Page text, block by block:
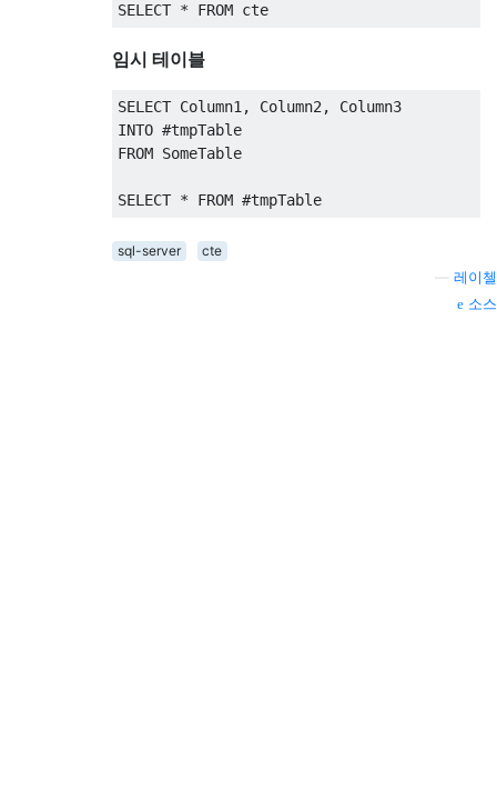
SELECT * FROM cte
임시 테이블
SELECT Column1 , Column2 ,
Column3
INTO #tmpTable
FROM SomeTable
SELECT * FROM #tmpTable
sql-server
cte
레이첼
소스